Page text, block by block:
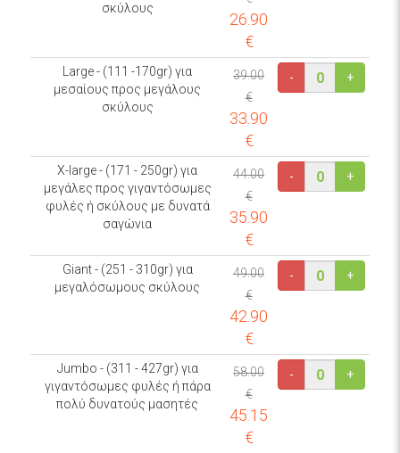
σκύλους
26.90
€
Large - (111 -170gr) για
μεσαίους προς μεγάλους
σκύλους
39.00
€
33.90
€
- +
X-large - (171 - 250gr) για
μεγάλες προς γιγαντόσωμες
φυλές ή σκύλους με δυνατά
σαγώνια
44.00
€
35.90
€
- +
Giant - (251 - 310gr) για
μεγαλόσωμους σκύλους
49.00
€
42.90
€
- +
Jumbo - (311 - 427gr) για
γιγαντόσωμες φυλές ή πάρα
πολύ δυνατούς μασητές
58.00
€
45.15
€
- +